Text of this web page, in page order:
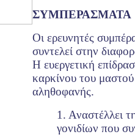
ΣΥΜΠΕΡΑΣΜΑΤΑ
Οι ερευνητές
συντελεί στην
Η ευεργετική
καρκίνου του μαστού
αληθοφανής.
1. Αναστέλλει
γονιδίων που